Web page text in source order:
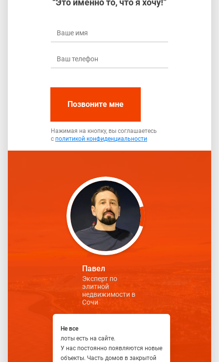
“Это именно то, что я хочу!”
Позвоните мне
Нажимая на кнопку, вы соглашаетесь
с политикой конфиденциальности
Павел
Эксперт по
элитной
недвижимости в
Сочи
Не все
лоты есть на сайте.
У нас постоянно появляются новые
объекты. Часть домов в закрытой